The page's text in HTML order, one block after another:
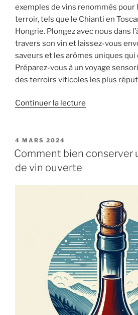
exemples de vins renommés pour
terroir, tels que le Chianti en
Hongrie. Plongez avec nous dans
travers son vin et laissez-vous
saveurs et les arômes uniques qui
Préparez-vous à un voyage
des terroirs viticoles les plus
Continuer la lecture
terroir
authentique
lieu »
PUBLIÉ
LE
4 MARS 2024
Comment bien conserver
de vin ouverte